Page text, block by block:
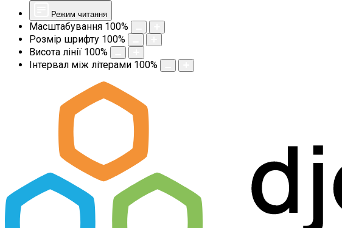
Режим читання
Масштабування 100%
Розмір шрифту 100%
Висота лінії 100%
Інтервал між літерами 100%